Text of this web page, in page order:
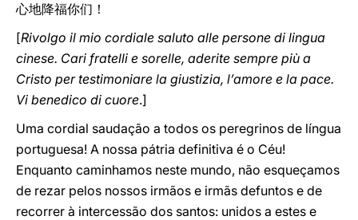
心地降福你们！
[Rivolgo il mio cordiale saluto alle persone di lingua
cinese. Cari fratelli e sorelle, aderite sempre più a
Cristo per testimoniare la giustizia, l’amore e la pace.
Vi benedico di cuore.]
Uma cordial saudação a todos os peregrinos de língua
portuguesa! A nossa pátria definitiva é o Céu!
Enquanto caminhamos neste mundo, não esqueçamos
de rezar pelos nossos irmãos e irmãs defuntos e de
recorrer à intercessão dos santos: unidos a estes e